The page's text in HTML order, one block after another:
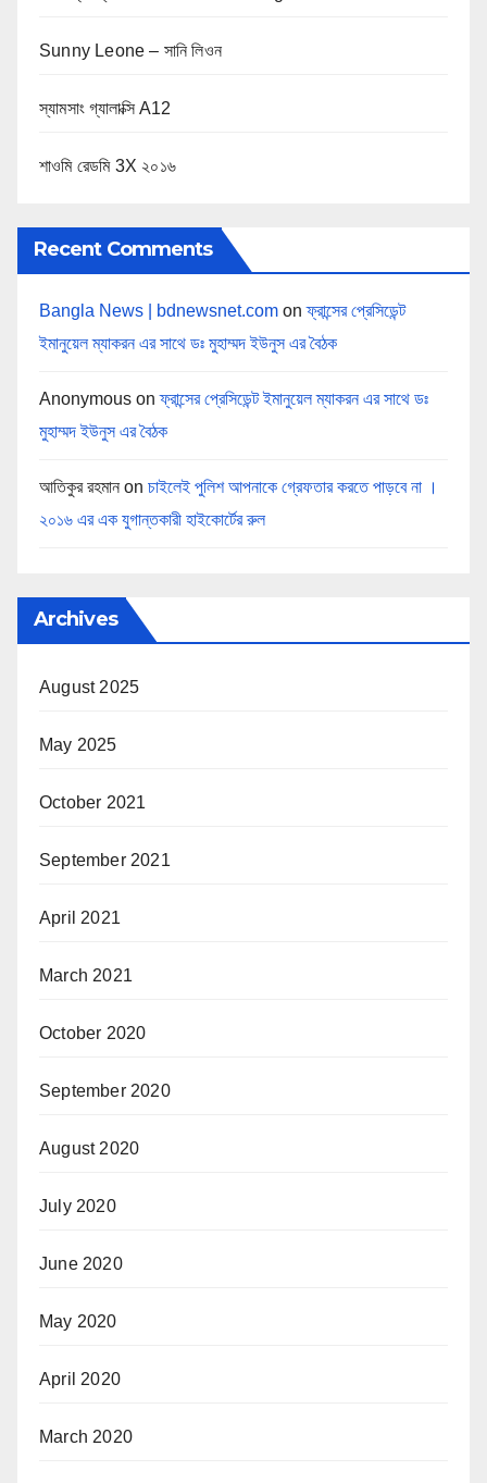
Sunny Leone – সানি লিওন
স্যামসাং গ্যালাক্সি A12
শাওমি রেডমি 3X ২০১৬
Recent Comments
Bangla News | bdnewsnet.com onফ্রান্সের প্রেসিডেন্ট
ইমানুয়েল ম্যাকরন এর সাথে ডঃ মুহাম্মদ ইউনুস এর বৈঠক
Anonymous onফ্রান্সের প্রেসিডেন্ট ইমানুয়েল ম্যাকরন এর সাথে ডঃ
মুহাম্মদ ইউনুস এর বৈঠক
আতিকুর রহমান on চাইলেই পুলিশ আপনাকে গ্রেফতার করতে পাড়বে না ।
২০১৬ এর এক যুগান্তকারী হাইকোর্টের রুল
Archives
August 2025
May 2025
October 2021
September 2021
April 2021
March 2021
October 2020
September 2020
August 2020
July 2020
June 2020
May 2020
April 2020
March 2020